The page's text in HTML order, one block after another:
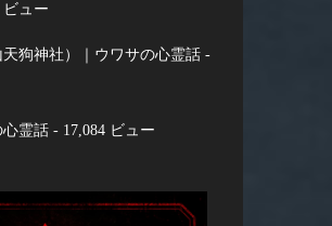
ビュー
狗神社）｜ウワサの心霊話 -
霊話 - 17,084 ビュー